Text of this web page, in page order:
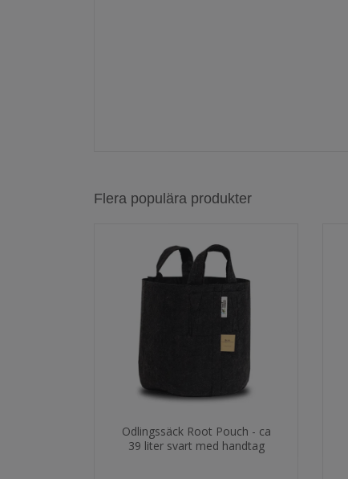
Flera populära produkter
Odlingssäck Root Pouch - ca
39 liter svart med handtag